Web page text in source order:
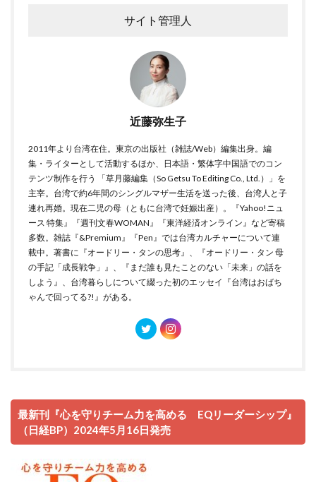
サイト管理人
近藤弥生子
2011年より台湾在住。東京の出版社（雑誌/Web）編集出身。編
集・ライターとして活動するほか、日本語・繁体字中国語でのコン
テンツ制作を行う 「草月藤編集（So Getsu To Editing Co., Ltd.）」を
主宰。台湾で約6年間のシングルマザー生活を送った後、台湾人と子
連れ再婚。現在二児の母（ともに台湾で妊娠出産）。『Yahoo!ニュ
ース 特集』『週刊文春WOMAN』『東洋経済オンライン』など寄稿
多数。雑誌『&Premium』『Pen』では台湾カルチャーについて連
載中。著書に『オードリー・タンの思考』、『オードリー・タン 母
の手記「成長戦争」』、『まだ誰も見たことのない「未来」の話を
しよう』、台湾暮らしについて綴った初のエッセイ『台湾はおばち
ゃんで回ってる?!』がある。
最新刊『心を守りチーム力を高める EQリーダーシップ』
（日経BP）2024年5月16日発売